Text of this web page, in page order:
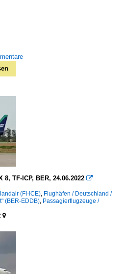
8, TF-ICP, BER, 24.06.2022 
(FI-ICE), Flughäfen / Deutschland /
(BER-EDDB), Passagierflugzeuge /
